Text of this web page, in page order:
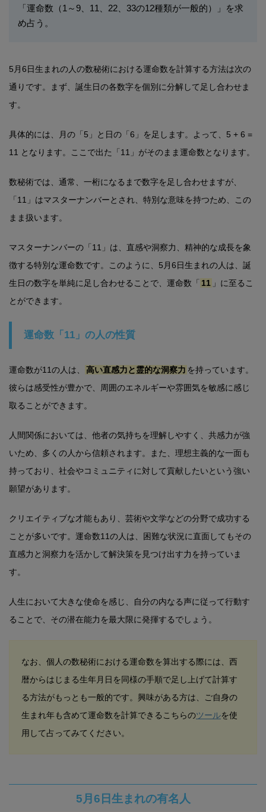
「運命数（1～9、11、22、33の12種類が一般的）」を求
め占う。
5月6日生まれの人の数秘術における運命数を計算する方法は次の
通りです。まず、誕生日の各数字を個別に分解して足し合わせま
す。
具体的には、月の「5」と日の「6」を足します。よって、5 + 6 =
11 となります。ここで出た「11」がそのまま運命数となります。
数秘術では、通常、一桁になるまで数字を足し合わせますが、
「11」はマスターナンバーとされ、特別な意味を持つため、この
まま扱います。
マスターナンバーの「11」は、直感や洞察力、精神的な成長を象
徴する特別な運命数です。このように、5月6日生まれの人は、誕
生日の数字を単純に足し合わせることで、運命数「 11 」に至るこ
とができます。
運命数「11」の人の性質
運命数が11の人は、 高い直感力と霊的な洞察力 を持っています。
彼らは感受性が豊かで、周囲のエネルギーや雰囲気を敏感に感じ
取ることができます。
人間関係においては、他者の気持ちを理解しやすく、共感力が強
いため、多くの人から信頼されます。また、理想主義的な一面も
持っており、社会やコミュニティに対して貢献したいという強い
願望があります。
クリエイティブな才能もあり、芸術や文学などの分野で成功する
ことが多いです。運命数11の人は、困難な状況に直面してもその
直感力と洞察力を活かして解決策を見つけ出す力を持っていま
す。
人生において大きな使命を感じ、自分の内なる声に従って行動す
ることで、その潜在能力を最大限に発揮するでしょう。
なお、個人の数秘術における運命数を算出する際には、西
暦からはじまる生年月日を同様の手順で足し上げて計算す
る方法がもっとも一般的です。興味がある方は、ご自身の
生まれ年も含めて運命数を計算できるこちらのツールを使
用して占ってみてください。
5月6日生まれの有名人